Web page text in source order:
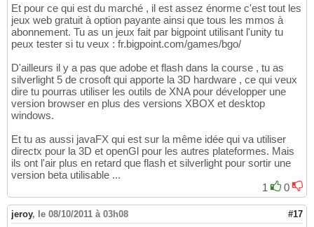
Et pour ce qui est du marché , il est assez énorme c'est tout les
jeux web gratuit à option payante ainsi que tous les mmos à
abonnement. Tu as un jeux fait par bigpoint utilisant l'unity tu
peux tester si tu veux : fr.bigpoint.com/games/bgo/
D'ailleurs il y a pas que adobe et flash dans la course , tu as
silverlight 5 de crosoft qui apporte la 3D hardware , ce qui veux
dire tu pourras utiliser les outils de XNA pour développer une
version browser en plus des versions XBOX et desktop
windows.
Et tu as aussi javaFX qui est sur la même idée qui va utiliser
directx pour la 3D et openGl pour les autres plateformes. Mais
ils ont l'air plus en retard que flash et silverlight pour sortir une
version beta utilisable ...
1
0
jeroy, le 08/10/2011 à 03h08 #17